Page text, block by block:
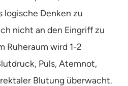
logische Denken zu
nicht an den Eingriff zu
Ruheraum wird 1-2
Puls, Atemnot,
Blutung überwacht.